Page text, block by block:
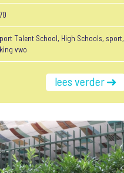
Talent School, High Schools, sport,
vwo
lees verder